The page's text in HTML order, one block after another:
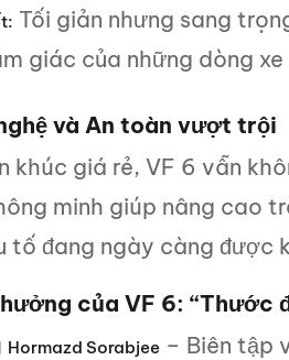
Tối giản nhưng sang
giác của những dòng
và An toàn vượt trội
khúc giá rẻ, VF 6 vẫn
minh giúp nâng cao
tố đang ngày càng được
của VF 6: “Thước
Hormazd Sorabjee– Biên tập